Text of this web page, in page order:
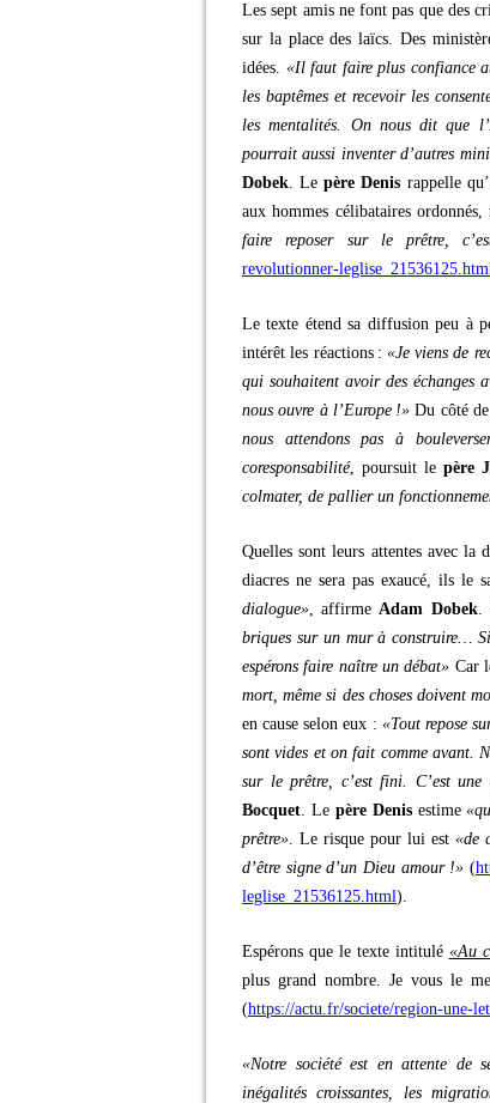
Les sept amis ne font pas que des
sur la place des laïcs. Des
idées. «Il faut faire plus confiance
les baptêmes et recevoir les
les mentalités. On nous dit que
pourrait aussi inventer d’autres
Dobek. Lepère Denis rappelle
aux hommes célibataires
faire reposer sur le prêtre,
revolutionner-
Le texte étend sa diffusion peu à
intérêt les réactions : «Je viens de
qui souhaitent avoir des échanges
nous ouvre à l’Europe !»Du côté
nous attendons pas à
coresponsabilité, poursuit lepère
colmater, de pallier un
Quelles sont leurs attentes avec
diacres ne sera pas exaucé, ils le
dialogue», affirmeAdam Dobek.
briques sur un mur à construire…
espérons faire naître un débat» Car
mort, même si des choses doivent
en cause selon eux : «Tout repose
sont vides et on fait comme avant.
sur le prêtre, c’est fini. C’est
Bocquet. Le père Denisestime
prêtre». Le risque pour lui est «de
d’être signe d’un Dieu amour !» (
leglise_21536125.html).
Espérons que le texte intitulé «Au
plus grand nombre. Je vous le
(https://actu.fr/societe/region-une-
«Notre société est en attente de
inégalités croissantes, les